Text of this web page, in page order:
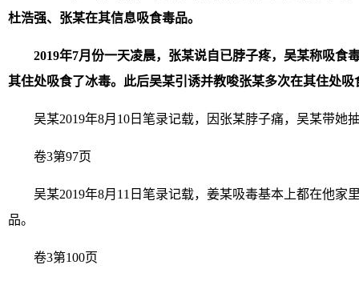
杜浩强、张某在其信息吸食毒品。
2019年7月份一天凌晨，张某说自已脖子疼，吴某称吸食
其住处吸食了冰毒。此后吴某引诱并教唆张某多次在其住处吸
吴某2019年8月10日笔录记载，因张某脖子痛，吴某带她
卷3第97页
吴某2019年8月11日笔录记载，姜某吸毒基本上都在他家
品。
卷3第100页